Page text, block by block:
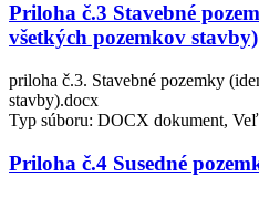
Priloha č.3 Stavebné
všetkých pozemkov stavby)
priloha č.3. Stavebné pozemky
stavby).docx
Typ súboru: DOCX dokument,
Priloha č.4 Susedné